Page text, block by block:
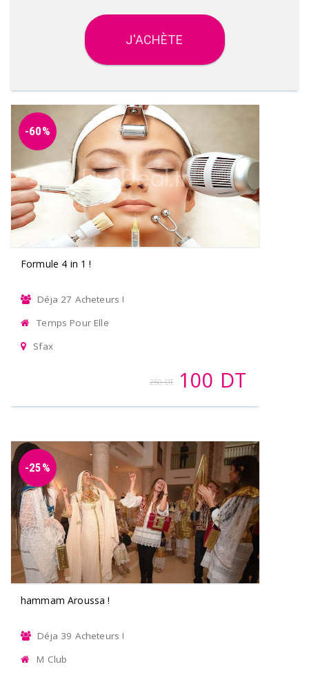
J'ACHÈTE
-60%
Formule 4 in 1 !
Déja 27 Acheteurs !
Temps Pour Elle
Sfax
100 DT
250 DT
-25%
hammam Aroussa !
Déja 39 Acheteurs !
M Club